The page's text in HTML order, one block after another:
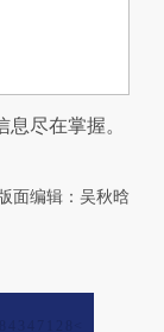
尽在掌握。
面编辑：吴秋晗